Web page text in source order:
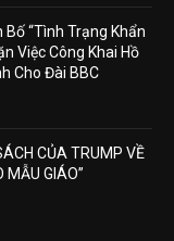
“Tình Trạng Khẩn
Việc Công Khai Hồ
Cho Đài BBC
CỦA TRUMP VỀ
MẪU GIÁO”